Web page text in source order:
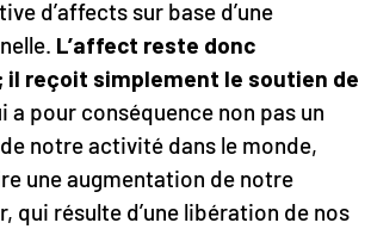
d’affects sur base d’une
L’affect reste donc
il reçoit simplement le soutien de
a pour conséquence non pas un
notre activité dans le monde,
une augmentation de notre
qui résulte d’une libération de nos